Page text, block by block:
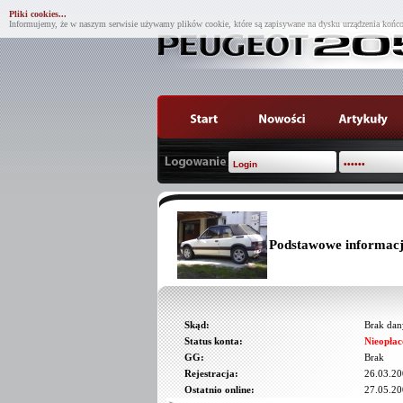
Pliki cookies...
Informujemy, że w naszym serwisie używamy plików cookie, które są zapisywane na dysku urządzenia
Podstawowe
Skąd:
Brak
Status konta:
GG:
Brak
Rejestracja:
Ostatnio online: